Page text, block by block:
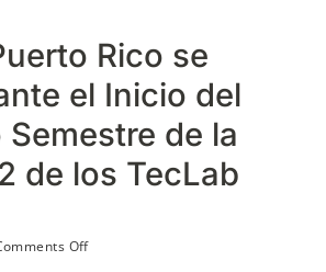
Rico se
el Inicio del
de la
de los TecLab
Offon